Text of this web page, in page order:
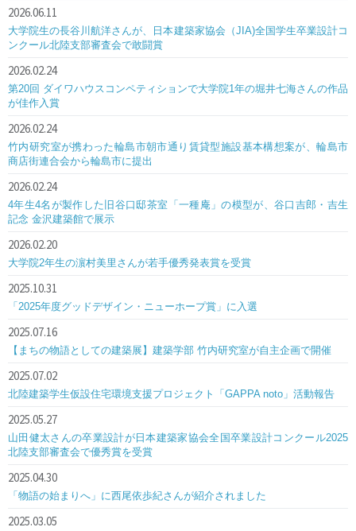
2026.06.11
大学院生の長谷川航洋さんが、日本建築家協会（JIA)全国学生卒業設計コ
ンクール北陸支部審査会で敢闘賞
2026.02.24
第20回 ダイワハウスコンペティションで大学院1年の堀井七海さんの作品
が佳作入賞
2026.02.24
竹内研究室が携わった輪島市朝市通り賃貸型施設基本構想案が、輪島市
商店街連合会から輪島市に提出
2026.02.24
4年生4名が製作した旧谷口邸茶室「一種庵」の模型が、谷口吉郎・吉生
記念 金沢建築館で展示
2026.02.20
大学院2年生の濵村美里さんが若手優秀発表賞を受賞
2025.10.31
「2025年度グッドデザイン・ニューホープ賞」に入選
2025.07.16
【まちの物語としての建築展】建築学部 竹内研究室が自主企画で開催
2025.07.02
北陸建築学生仮設住宅環境支援プロジェクト「GAPPA noto」活動報告
2025.05.27
山田健太さんの卒業設計が日本建築家協会全国卒業設計コンクール2025
北陸支部審査会で優秀賞を受賞
2025.04.30
「物語の始まりへ」に西尾依歩紀さんが紹介されました
2025.03.05